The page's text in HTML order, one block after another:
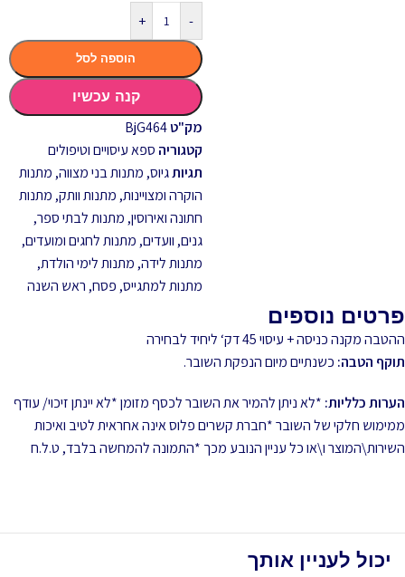
-
+
הוספה לסל
קנה עכשיו
מק"טBjG464
קטגוריה ספא עיסויים וטיפולים
תגיותגיוס, מתנות בני מצווה, מתנות
הוקרה ומצויינות, מתנות וותק, מתנות
חתונה ואירוסין, מתנות לבתי ספר,
גנים, וועדים, מתנות לחגים ומועדים,
מתנות לידה, מתנות לימי הולדת,
מתנות למתגייס, פסח, ראש השנה
פרטים נוספים
ההטבה מקנה כניסה + עיסוי 45 דק‘ ליחיד לבחירה
תוקף הטבה: כשנתיים מיום הנפקת השובר.
הערות כלליות: *לא ניתן להמיר את השובר לכסף מזומן *לא יינתן זיכוי/ עודף
ממימוש חלקי של השובר *חברת קשרים פלוס אינה אחראית לטיב ואיכות
השירות\המוצר ו\או כל עניין הנובע מכך *התמונה להמחשה בלבד, ט.ל.ח
יכול לעניין אותך